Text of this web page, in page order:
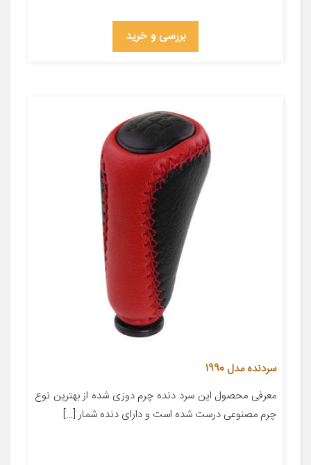
بررسی و خرید
سردنده مدل 1990
معرفی محصول این سرد دنده چرم دوزی شده از بهترین نوع
چرم مصنوعی درست شده است و دارای دنده شمار […]